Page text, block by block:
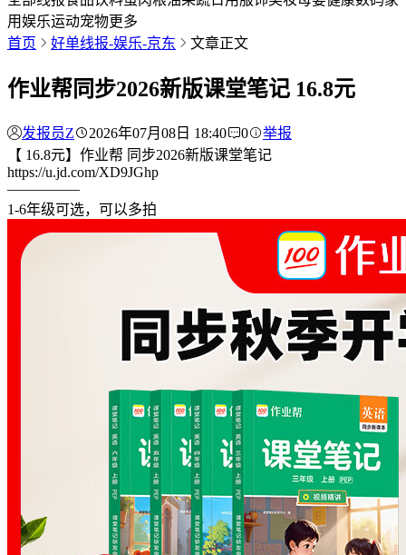
用娱乐运动宠物更多
首页
好单线报-娱乐-京东 文章正文
作业帮同步2026新版课堂笔记 16.8元
发报员Z 2026年07月08日 18:40 0
举报
【 16.8元】作业帮 同步2026新版课堂笔记
https://u.jd.com/XD9JGhp
—————
1-6年级可选，可以多拍